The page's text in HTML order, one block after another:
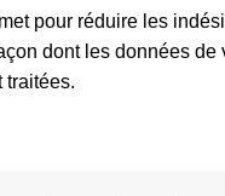
pour réduire les
dont les données de
traitées.